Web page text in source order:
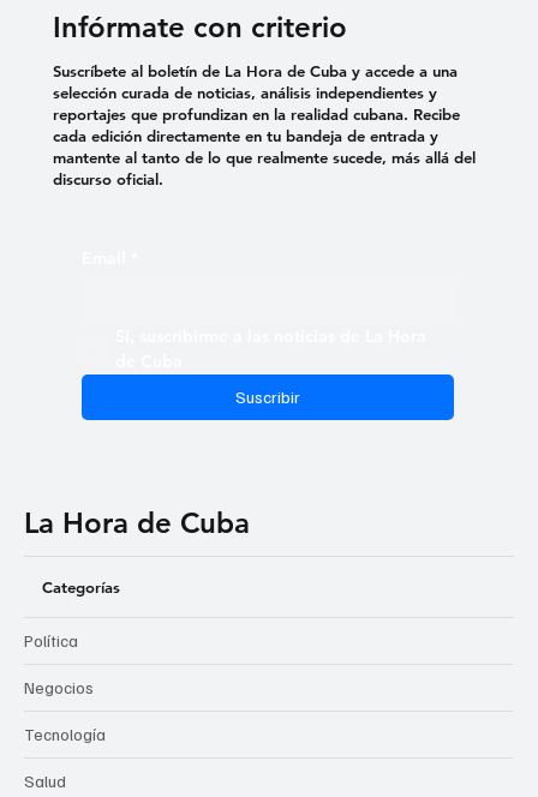
Infórmate con criterio
Suscribir
Suscríbete al boletín de La Hora de Cuba y accede a una
selección curada de noticias, análisis independientes y
reportajes que profundizan en la realidad cubana. Recibe
cada edición directamente en tu bandeja de entrada y
mantente al tanto de lo que realmente sucede, más allá del
discurso oficial.
La Hora de Cuba
Categorías
Política
Negocios
Tecnología
Salud